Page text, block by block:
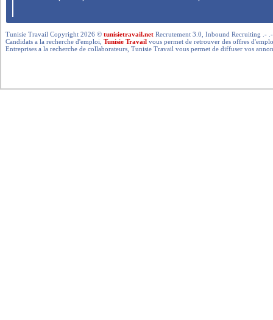
Tunisie Travail Copyright 2026 ©tunisietravail.net Recrutement 3.0, Inbound Recruiting .-
Candidats a la recherche d'emploi,Tunisie Travail vous permet de retrouver des offres
Entreprises a la recherche de collaborateurs, Tunisie Travail vous permet de diffuser vos